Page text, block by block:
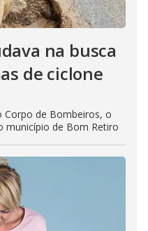
na busca
de ciclone
de Bombeiros, o
município de Bom Retiro